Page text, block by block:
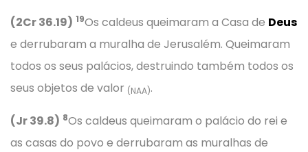
(2Cr 36.19) 19Os caldeus queimaram a Casa de Deus
e derrubaram a muralha de Jerusalém. Queimaram
todos os seus palácios, destruindo também todos os
seus objetos de valor (NAA).
(Jr 39.8) 8Os caldeus queimaram o palácio do rei e
as casas do povo e derrubaram as muralhas de